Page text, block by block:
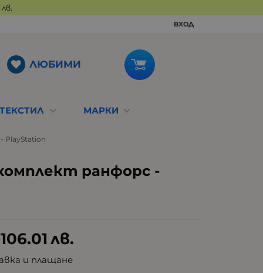
ВХОД
ЛЮБИМИ
ТЕКСТИЛ МАРКИ
PlayStation
ранфорс -
106.01 лв.
и плащане